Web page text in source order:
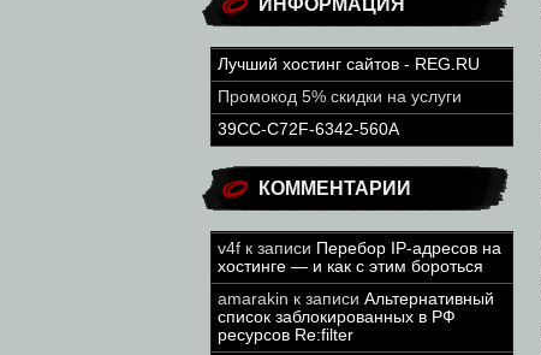
ИНФОРМАЦИЯ
Лучший хостинг сайтов - REG.RU
Промокод 5% скидки на услуги
39CC-C72F-6342-560A
КОММЕНТАРИИ
v4f к записи Перебор IP-адресов на
хостинге — и как с этим бороться
amarakin к записи Альтернативный
список заблокированных в РФ
ресурсов Re:filter